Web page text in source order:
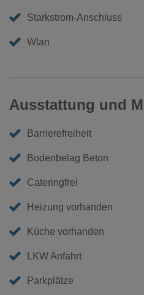
Starkstrom-Anschluss
Wlan
Ausstattung und
Barrierefreiheit
Bodenbelag Beton
Cateringfrei
Heizung vorhanden
Küche vorhanden
LKW Anfahrt
Parkplätze